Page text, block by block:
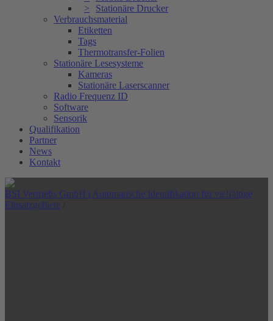
Stationäre Drucker
Verbrauchsmaterial
Etiketten
Tags
Thermotransfer-Folien
Stationäre Lesesysteme
Kameras
Stationäre Laserscanner
Radio Frequenz ID
Software
Sensorik
Qualifikation
Partner
News
Kontakt
BSI Vertriebs GmbH | Automatische Identifikation für vielfältige
Einsatzgebiete